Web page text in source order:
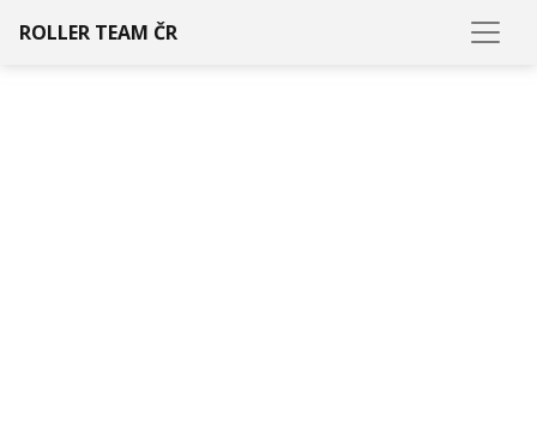
ROLLER TEAM ČR